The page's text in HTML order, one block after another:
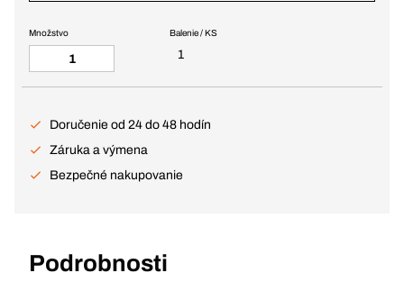
Balenie / KS
1
Množstvo
Doručenie od 24 do 48 hodín
Záruka a výmena
Bezpečné nakupovanie
Podrobnosti